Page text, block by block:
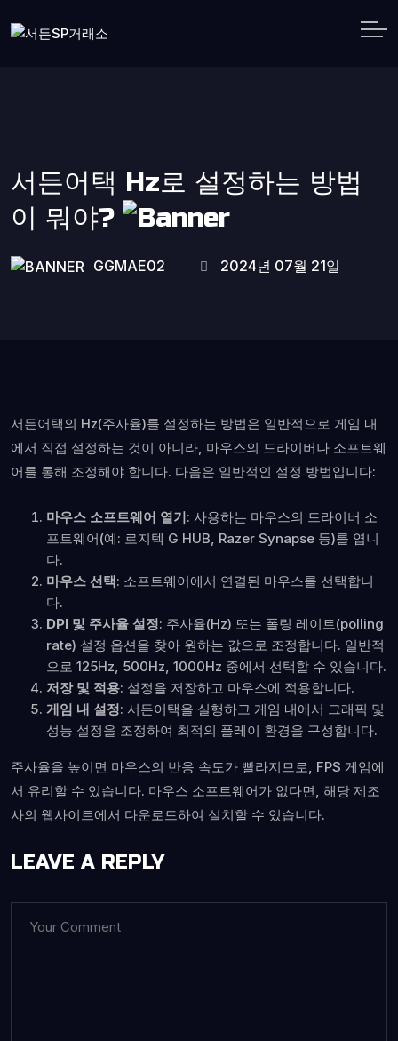
서든어택 Hz로 설정하는 방법
이 뭐야?
GGMAE02 2024년 07월 21일
서든어택의 Hz(주사율)를 설정하는 방법은 일반적으로 게임 내
에서 직접 설정하는 것이 아니라, 마우스의 드라이버나 소프트웨
어를 통해 조정해야 합니다. 다음은 일반적인 설정 방법입니다:
마우스 소프트웨어 열기: 사용하는 마우스의 드라이버 소
프트웨어(예: 로지텍 G HUB, Razer Synapse 등)를 엽니
다.
마우스 선택: 소프트웨어에서 연결된 마우스를 선택합니
다.
DPI 및 주사율 설정: 주사율(Hz) 또는 폴링 레이트(polling
rate) 설정 옵션을 찾아 원하는 값으로 조정합니다. 일반적
으로 125Hz, 500Hz, 1000Hz 중에서 선택할 수 있습니다.
저장 및 적용: 설정을 저장하고 마우스에 적용합니다.
게임 내 설정: 서든어택을 실행하고 게임 내에서 그래픽 및
성능 설정을 조정하여 최적의 플레이 환경을 구성합니다.
주사율을 높이면 마우스의 반응 속도가 빨라지므로, FPS 게임에
서 유리할 수 있습니다. 마우스 소프트웨어가 없다면, 해당 제조
사의 웹사이트에서 다운로드하여 설치할 수 있습니다.
LEAVE A REPLY